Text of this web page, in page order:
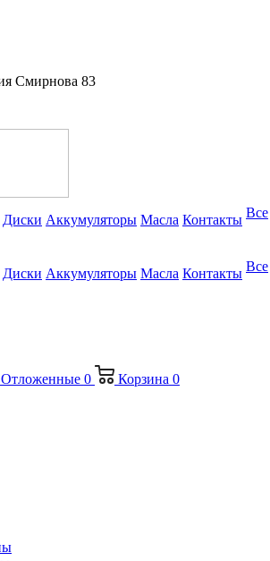
Смирнова 83
Диски Аккумуляторы Масла Контакты Все
Диски Аккумуляторы Масла Контакты Все
Отложенные 0 Корзина 0